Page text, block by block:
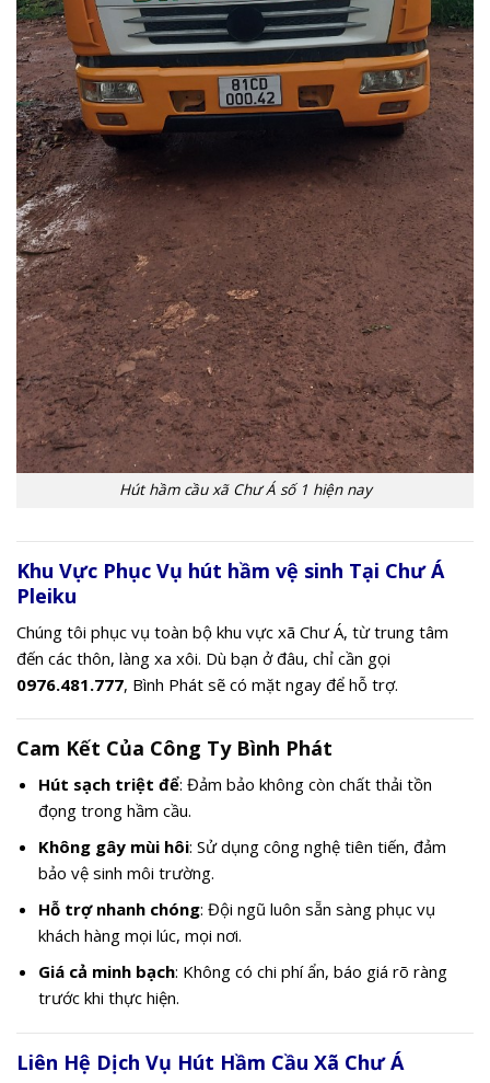
Hút hầm cầu xã Chư Á số 1 hiện nay
Khu Vực Phục Vụ hút hầm vệ sinh Tại Chư Á
Pleiku
Chúng tôi phục vụ toàn bộ khu vực xã Chư Á, từ trung tâm
đến các thôn, làng xa xôi. Dù bạn ở đâu, chỉ cần gọi
0976.481.777, Bình Phát sẽ có mặt ngay để hỗ trợ.
Cam Kết Của Công Ty Bình Phát
Hút sạch triệt để: Đảm bảo không còn chất thải tồn
đọng trong hầm cầu.
Không gây mùi hôi: Sử dụng công nghệ tiên tiến, đảm
bảo vệ sinh môi trường.
Hỗ trợ nhanh chóng: Đội ngũ luôn sẵn sàng phục vụ
khách hàng mọi lúc, mọi nơi.
Giá cả minh bạch: Không có chi phí ẩn, báo giá rõ ràng
trước khi thực hiện.
Liên Hệ Dịch Vụ Hút Hầm Cầu Xã Chư Á